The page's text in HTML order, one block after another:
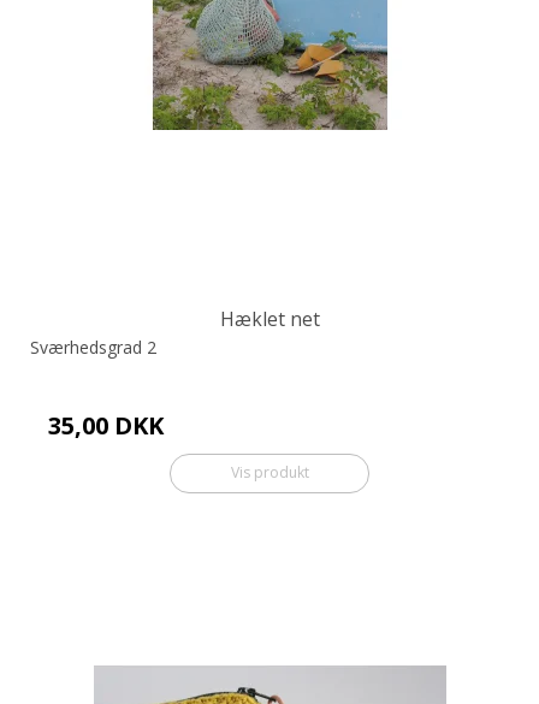
Hæklet net
Sværhedsgrad 2
35,00 DKK
Vis produkt